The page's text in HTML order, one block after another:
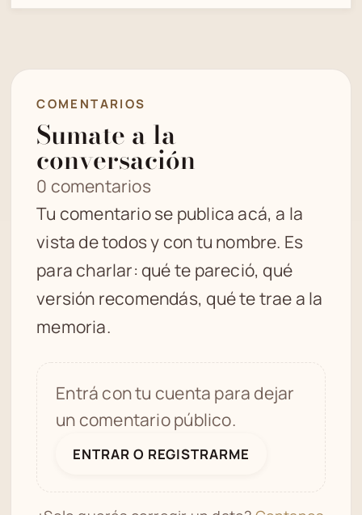
COMENTARIOS
Sumate a la
conversación
0 comentarios
Tu comentario se publica acá, a la
vista de todos y con tu nombre. Es
para charlar: qué te pareció, qué
versión recomendás, qué te trae a la
memoria.
Entrá con tu cuenta para dejar
un comentario público.
ENTRAR O REGISTRARME